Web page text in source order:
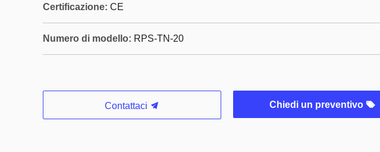
Certificazione: CE
Numero di modello: RPS-TN-20
Contattaci Chiedi un preventivo